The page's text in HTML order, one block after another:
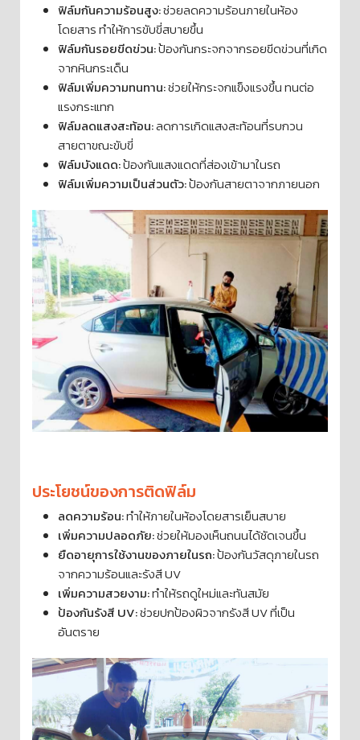
ฟิล์มกันความร้อนสูง:ช่วยลดความร้อนภายในห้อง
โดยสาร ทำให้การขับขี่สบายขึ้น
ฟิล์มกันรอยขีดข่วน:ป้องกันกระจกจากรอยขีดข่วนที่เกิด
จากหินกระเด็น
ฟิล์มเพิ่มความทนทาน:ช่วยให้กระจกแข็งแรงขึ้น ทนต่อ
แรงกระแทก
ฟิล์มลดแสงสะท้อน:ลดการเกิดแสงสะท้อนที่รบกวน
สายตาขณะขับขี่
ฟิล์มบังแดด:ป้องกันแสงแดดที่ส่องเข้ามาในรถ
ฟิล์มเพิ่มความเป็นส่วนตัว:ป้องกันสายตาจากภายนอก
ประโยชน์ของการติดฟิล์ม
ลดความร้อน:ทำให้ภายในห้องโดยสารเย็นสบาย
เพิ่มความปลอดภัย:ช่วยให้มองเห็นถนนได้ชัดเจนขึ้น
ยืดอายุการใช้งานของภายในรถ:ป้องกันวัสดุภายในรถ
จากความร้อนและรังสี UV
เพิ่มความสวยงาม:ทำให้รถดูใหม่และทันสมัย
ป้องกันรังสี UV:ช่วยปกป้องผิวจากรังสี UV ที่เป็น
อันตราย